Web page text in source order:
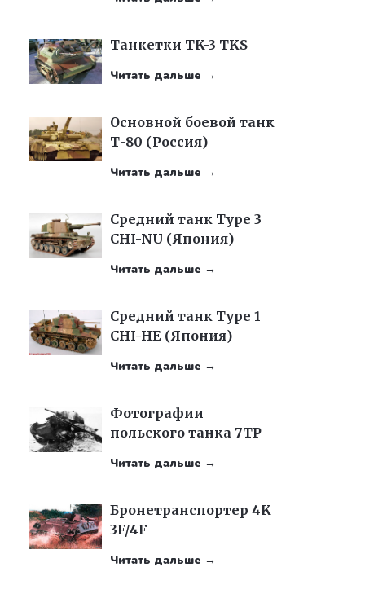
Танкетки TK-3 TKS
Читать дальше →
Основной боевой танк
Т-80 (Россия)
Читать дальше →
Средний танк Type 3
CHI-NU (Япония)
Читать дальше →
Средний танк Type 1
CHI-HE (Япония)
Читать дальше →
Фотографии
польского танка 7TP
Читать дальше →
Бронетранспортер 4K
3F/4F
Читать дальше →